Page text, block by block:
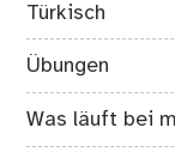
Türkisch
Übungen
Was läuft bei